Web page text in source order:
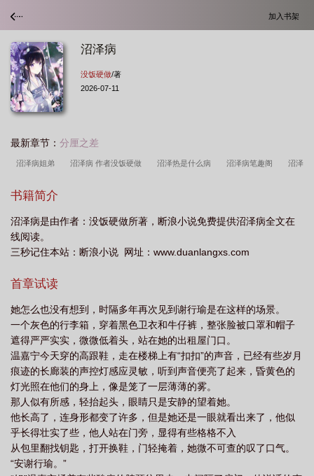
加入书架
沼泽病
没饭硬做/著
2026-07-11
最新章节： 分厘之差
沼泽病姐弟 沼泽病 作者没饭硬做 沼泽热是什么病 沼泽病笔趣阁 沼泽
po 全文
书籍简介
沼泽病是由作者：没饭硬做所著，断浪小说免费提供沼泽病全文在
线阅读。
三秒记住本站：断浪小说 网址：www.duanlangxs.com
首章试读
她怎么也没有想到，时隔多年再次见到谢行瑜是在这样的场景。
一个灰色的行李箱，穿着黑色卫衣和牛仔裤，整张脸被口罩和帽子
遮得严严实实，微微低着头，站在她的出租屋门口。
温嘉宁今天穿的高跟鞋，走在楼梯上有“扣扣”的声音，已经有些岁月
痕迹的长廊装的声控灯感应灵敏，听到声音便亮了起来，昏黄色的
灯光照在他们的身上，像是笼了一层薄薄的雾。
那人似有所感，轻抬起头，眼睛只是安静的望着她。
他长高了，连身形都变了许多，但是她还是一眼就看出来了，他似
乎长得壮实了些，他人站在门旁，显得有些格格不入
从包里翻找钥匙，打开换鞋，门轻掩着，她微不可查的叹了口气。
“安谢行瑜。”